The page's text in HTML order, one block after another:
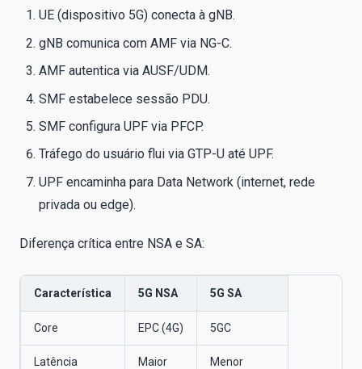
UE (dispositivo 5G) conecta à gNB.
gNB comunica com AMF via NG-C.
AMF autentica via AUSF/UDM.
SMF estabelece sessão PDU.
SMF configura UPF via PFCP.
Tráfego do usuário flui via GTP-U até UPF.
UPF encaminha para Data Network (internet, rede
privada ou edge).
Diferença crítica entre NSA e SA:
Característica 5G NSA 5G SA
Core EPC (4G) 5GC
Latência Maior Menor